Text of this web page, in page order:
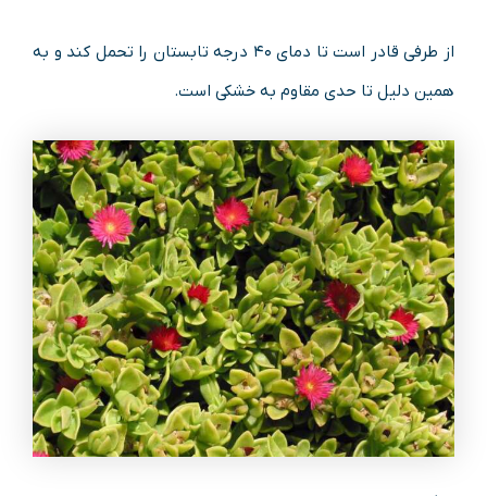
از طرفی قادر است تا دمای ۴۰ درجه تابستان را تحمل کند و به
همین دلیل تا حدی مقاوم به خشکی است.